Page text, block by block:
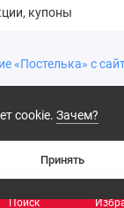
Поиск
cookie. Зачем?
Принять
купоны
«Постелька» с